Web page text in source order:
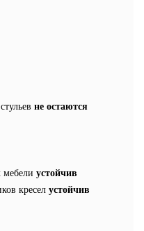
не остаются
мебели устойчив
кресел устойчив